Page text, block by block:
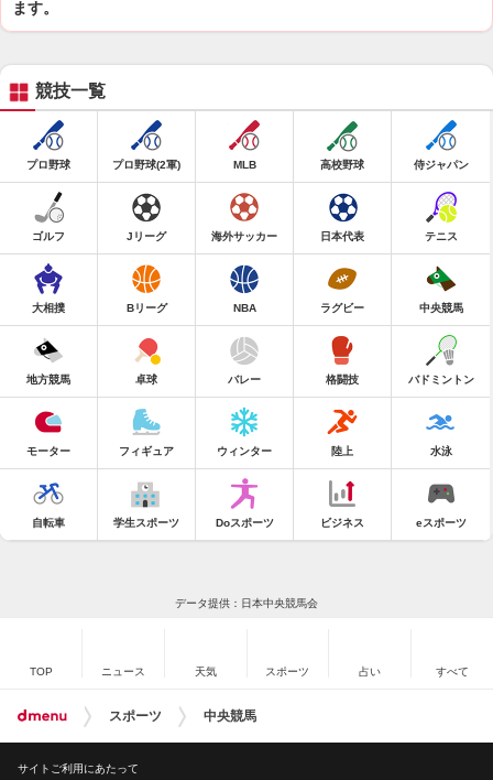
ます。
競技一覧
プロ野球 プロ野球(2軍) MLB 高校野球 侍ジャパン
ゴルフ Jリーグ 海外サッカー 日本代表 テニス
大相撲 Bリーグ NBA ラグビー 中央競馬
地方競馬 卓球 バレー 格闘技 バドミントン
モーター フィギュア ウィンター 陸上 水泳
自転車 学生スポーツ Doスポーツ ビジネス eスポーツ
データ提供：日本中央競馬会
TOP ニュース 天気 スポーツ 占い すべて
スポーツ 中央競馬
サイトご利用にあたって